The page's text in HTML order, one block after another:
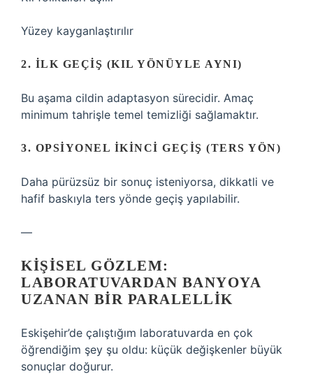
Yüzey kayganlaştırılır
2. İLK GEÇIŞ (KIL YÖNÜYLE AYNI)
Bu aşama cildin adaptasyon sürecidir. Amaç
minimum tahrişle temel temizliği sağlamaktır.
3. OPSIYONEL IKINCI GEÇIŞ (TERS YÖN)
Daha pürüzsüz bir sonuç isteniyorsa, dikkatli ve
hafif baskıyla ters yönde geçiş yapılabilir.
—
KIŞISEL GÖZLEM:
LABORATUVARDAN BANYOYA
UZANAN BIR PARALELLIK
Eskişehir’de çalıştığım laboratuvarda en çok
öğrendiğim şey şu oldu: küçük değişkenler büyük
sonuçlar doğurur.